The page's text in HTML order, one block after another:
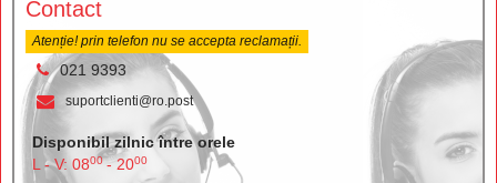
Contact
Atenție! prin telefon nu se accepta reclamații.
021 9393
suportclienti@ro.post
Disponibil zilnic între orele
L - V: 0800- 2000